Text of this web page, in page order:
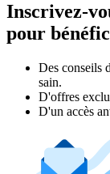
Inscrivez-
pour
Des conseils
sain.
D'offres
D'un accès